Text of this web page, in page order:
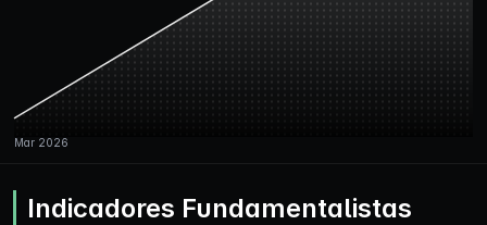
Indicadores Fundamentalistas